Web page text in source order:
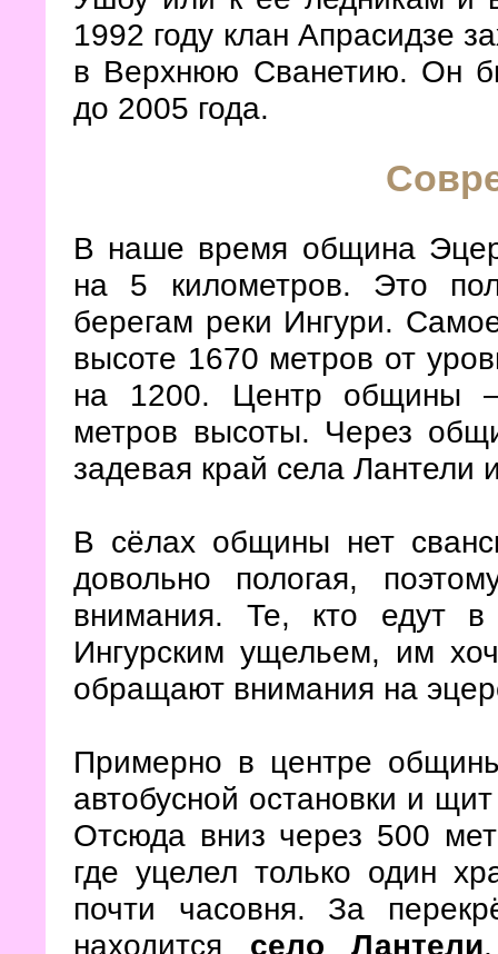
1992 году клан Апрасидзе
в Верхнюю Сванетию. Он
до 2005 года.
В наше время община
на 5 километров. Это
берегам реки Ингури.
высоте 1670 метров от
на 1200. Центр общины
метров высоты. Через
задевая край села Лантели
В сёлах общины нет
довольно пологая,
внимания. Те, кто едут
Ингурским ущельем, им
обращают внимания на
Примерно в центре
автобусной остановки и
Отсюда вниз через 500
где уцелел только один
почти часовня. За
находится село Лантели